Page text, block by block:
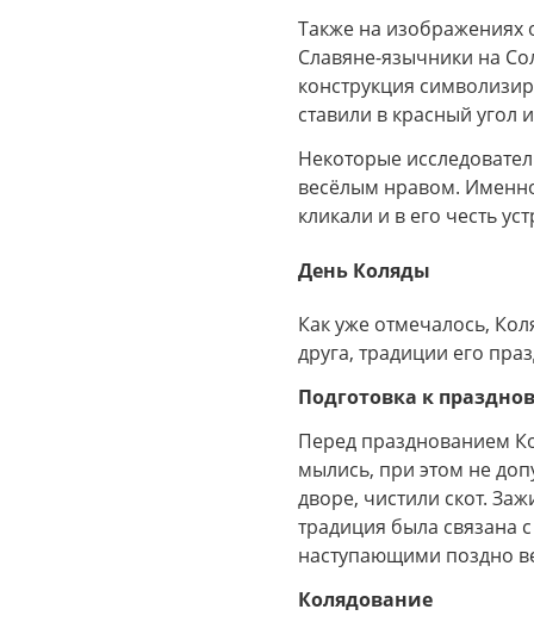
Также на изображениях
Славяне-язычники на
конструкция
ставили в красный угол
Некоторые
весёлым нравом.
кликали и в его честь
День Коляды
Как уже отмечалось,
друга, традиции его
Подготовка к
Перед празднованием
мылись, при этом не
дворе, чистили скот.
традиция была связана
наступающими поздно
Колядование